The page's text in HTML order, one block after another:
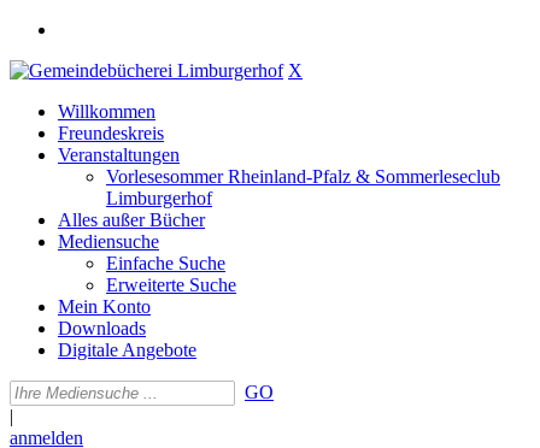
X
Willkommen
Freundeskreis
Veranstaltungen
Vorlesesommer Rheinland-Pfalz & Sommerleseclub
Limburgerhof
Alles außer Bücher
Mediensuche
Einfache Suche
Erweiterte Suche
Mein Konto
Downloads
Digitale Angebote
GO
|
anmelden